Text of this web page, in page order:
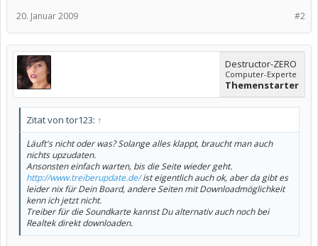
#2
20. Januar 2009
Destructor-ZERO
Computer-Experte
Themenstarter
Zitat von tor123: ↑
Läuft's nicht oder was? Solange alles klappt, braucht man auch
nichts upzudaten.
Ansonsten einfach warten, bis die Seite wieder geht.
http://www.treiberupdate.de/ist eigentlich auch ok, aber da gibt es
leider nix für Dein Board, andere Seiten mit Downloadmöglichkeit
kenn ich jetzt nicht.
Treiber für die Soundkarte kannst Du alternativ auch noch bei
Realtek direkt downloaden.